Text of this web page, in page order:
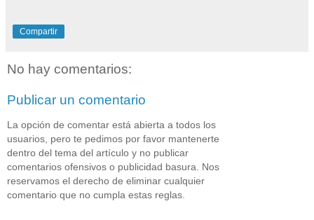
Compartir
No hay comentarios:
Publicar un comentario
La opción de comentar está abierta a todos los
usuarios, pero te pedimos por favor mantenerte
dentro del tema del artículo y no publicar
comentarios ofensivos o publicidad basura. Nos
reservamos el derecho de eliminar cualquier
comentario que no cumpla estas reglas.